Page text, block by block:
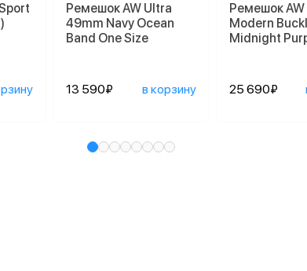
Ремешок AW Ultra
49mm Navy Ocean
Band One Size
13 590₽ в корзину
Ремешок AW
Modern
Midnight
25 690₽